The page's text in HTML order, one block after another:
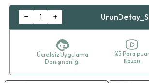
Ücretsiz Uygulama
Danışmanlığı
%5 Para
Kazan